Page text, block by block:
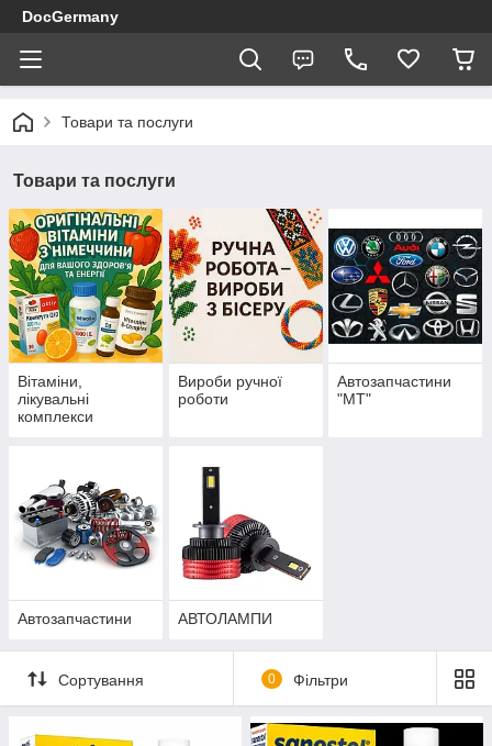
DocGermany
Товари та послуги
Товари та послуги
Вітаміни,
лікувальні
комплекси
Вироби ручної
роботи
Автозапчастини
"МТ"
Автозапчастини АВТОЛАМПИ
Сортування 0 Фільтри